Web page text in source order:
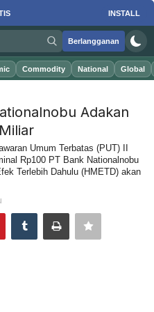
INSTALL
Berlangganan
Commodity National Global
Daftar
Adakan
Umum Terbatas (PUT) II
Rp100 PT Bank Nationalnobu
Terlebih Dahulu (HMETD) akan